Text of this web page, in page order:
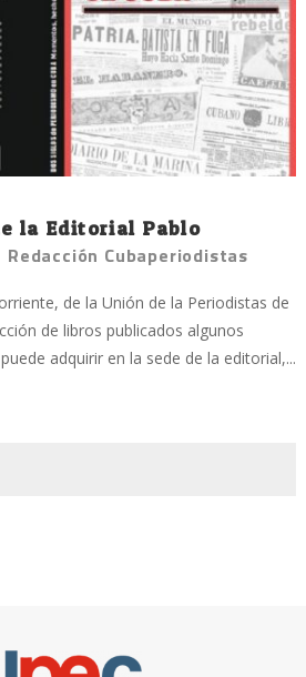
la Editorial Pablo
Redacción Cubaperiodistas
de la Unión de la Periodistas de
de libros publicados algunos
adquirir en la sede de la editorial,...